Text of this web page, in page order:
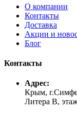
О компании
Контакты
Доставка
Акции и
Блог
Контакты
Адрес:
Крым,
Литера В,